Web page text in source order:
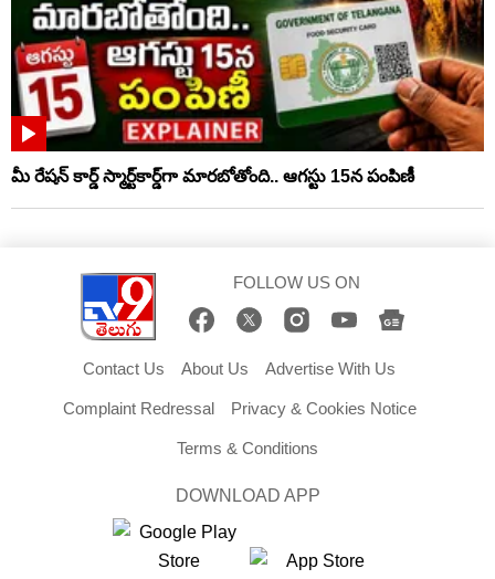
మీ రేషన్ కార్డ్ స్మార్ట్‌కార్డ్‌గా మారబోతోంది.. ఆగస్టు 15న పంపిణీ
FOLLOW US ON
Contact Us About Us Advertise With Us
Complaint Redressal Privacy & Cookies Notice
Terms & Conditions
DOWNLOAD APP